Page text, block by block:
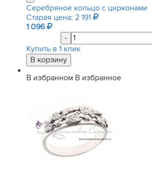
Серебряное кольцо с цирконами
Старая цена: 2 191
1 096
-
Купить в 1 клик
В избранном В избранное